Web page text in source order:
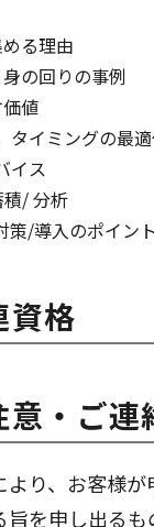
る理由
の回りの事例
値
タイミングの最
イス
/ 分析
策/導入のポイント
資格
意・ご連
より、お客様
を申し出るも